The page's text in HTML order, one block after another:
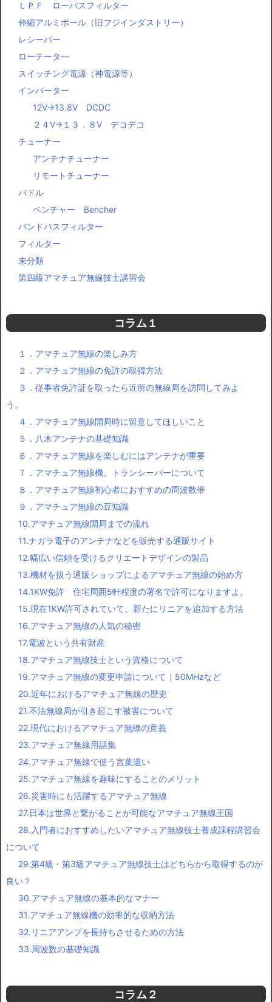
ＬＰＦ ローパスフィルター
伸縮アルミポール（旧フジインダストリー）
レシーバー
ローテータ―
スイッチング電源（神電源等）
インバーター
12V→13.8V DCDC
２４V→１３．８V デコデコ
チューナー
アンテナチューナー
リモートチューナー
パドル
ベンチャー Bencher
バンドパスフィルター
フィルター
未分類
第四級アマチュア無線技士講習会
コラム１
１．アマチュア無線の楽しみ方
２．アマチュア無線の免許の取得方法
３．従事者免許証を取ったら近所の無線局を訪問してみよ
う。
４．アマチュア無線開局時に留意してほしいこと
５．八木アンテナの基礎知識
６．アマチュア無線を楽しむにはアンテナが重要
７．アマチュア無線機、トランシーバーについて
８．アマチュア無線初心者におすすめの周波数帯
９．アマチュア無線の豆知識
10.アマチュア無線開局までの流れ
11.ナガラ電子のアンテナなどを販売する通販サイト
12.幅広い信頼を受けるクリエートデザインの製品
13.機材を扱う通販ショップによるアマチュア無線の始め方
14.1KW免許 住宅周囲5軒程度の署名で許可になりますよ。
15.現在1KW許可されていて、新たにリニアを追加する方法
16.アマチュア無線の人気の秘密
17.電波という共有財産
18.アマチュア無線技士という資格について
19.アマチュア無線の変更申請について｜50MHzなど
20.近年におけるアマチュア無線の歴史
21.不法無線局が引き起こす被害について
22.現代におけるアマチュア無線の意義
23.アマチュア無線用語集
24.アマチュア無線で使う言葉遣い
25.アマチュア無線を趣味にすることのメリット
26.災害時にも活躍するアマチュア無線
27.日本は世界と繋がることが可能なアマチュア無線王国
28.入門者におすすめしたいアマチュア無線技士養成課程講習会
について
29.第4級・第3級アマチュア無線技士はどちらから取得するのが
良い？
30.アマチュア無線の基本的なマナー
31.アマチュア無線機の効率的な収納方法
32.リニアアンプを長持ちさせるための方法
33.周波数の基礎知識
コラム２